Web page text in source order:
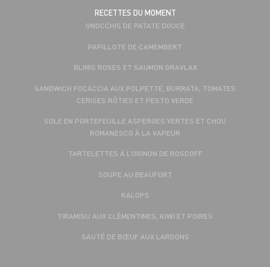
RECETTES DU MOMENT
GNOCCHIS DE PATATE DOUCE
PAPILLOTE DE CAMEMBERT
BLINIS ROSES ET SAUMON GRAVLAX
SANDWICH FOCACCIA AUX POLPETTE, BURRATA, TOMATES
CERISES RÔTIES ET PESTO VERDE
SOLE EN PORTEFEUILLE ASPERGES VERTES ET CHOU
ROMANESCO À LA VAPEUR
TARTELETTES À L’OIGNON DE ROSCOFF
SOUPE AU BEAUFORT
KALOPS
TIRAMISU AUX CLÉMENTINES, KIWI ET POIRES
SAUTÉ DE BŒUF AUX LARDONS